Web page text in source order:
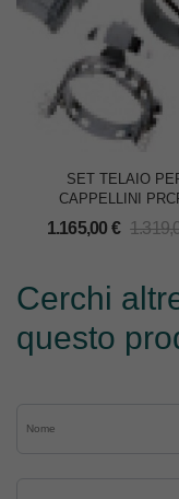
SET TELAIO
CAPPELLINI
1.165,00 €
Cerchi
questo